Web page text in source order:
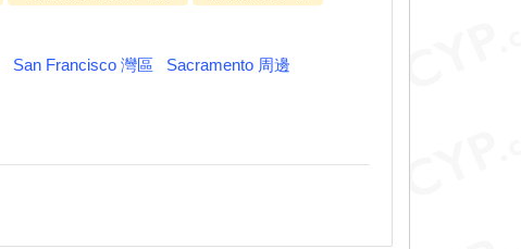
San Francisco 灣區
Sacramento 周邊